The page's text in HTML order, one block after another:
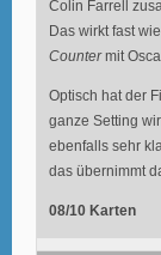
Colin Farrell
Das wirkt fast
Countermit
Optisch hat der
ganze Setting
ebenfalls sehr
das übernimmt
08/10 Karten